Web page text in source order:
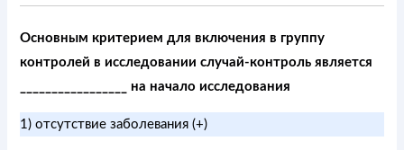
Основным критерием для включения в группу
контролей в исследовании случай-контроль является
_________________ на начало исследования
1) отсутствие заболевания (+)